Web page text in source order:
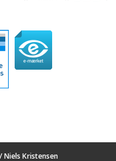
Kristensen